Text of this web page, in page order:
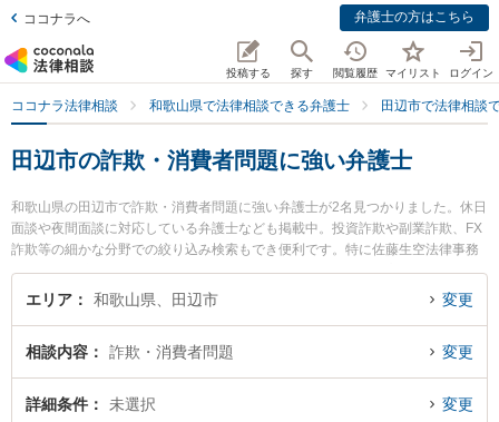
ココナラへ 弁護士の方はこちら
投稿する 探す 閲覧履歴 マイリスト ログイン
ココナラ法律相談 和歌山県で法律相談できる弁護士 田辺市で法律相談
田辺市の詐欺・消費者問題に強い弁護士
和歌山県の田辺市で詐欺・消費者問題に強い弁護士が2名見つかりました。休日
面談や夜間面談に対応している弁護士なども掲載中。投資詐欺や副業詐欺、FX
詐欺等の細かな分野での絞り込み検索もでき便利です。特に佐藤生空法律事務
所の佐藤 生空弁護士やあおい法律事務所の岡田 政和弁護士のプロフィール情報
や弁護士費用、強みなどが注目されています。『田辺市で土日や夜間に発生し
料で詐欺・消費者問題を法律相談できる田辺市内の弁護士に相談予約したい』
などでお困りの相談者さんにおすすめです。
エリア 和歌山県、田辺市 変更
相談内容 詐欺・消費者問題 変更
詳細条件 未選択 変更